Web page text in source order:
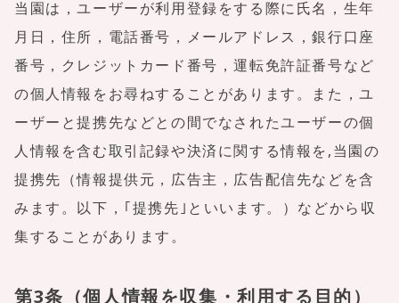
当園は，ユーザーが利用登録をする際に氏名，生年
月日，住所，電話番号，メールアドレス，銀行口座
番号，クレジットカード番号，運転免許証番号など
の個人情報をお尋ねすることがあります。また，ユ
ーザーと提携先などとの間でなされたユーザーの個
人情報を含む取引記録や決済に関する情報を,当園の
提携先（情報提供元，広告主，広告配信先などを含
みます。以下，｢提携先｣といいます。）などから収
集することがあります。
第3条（個人情報を収集・利用する目的）